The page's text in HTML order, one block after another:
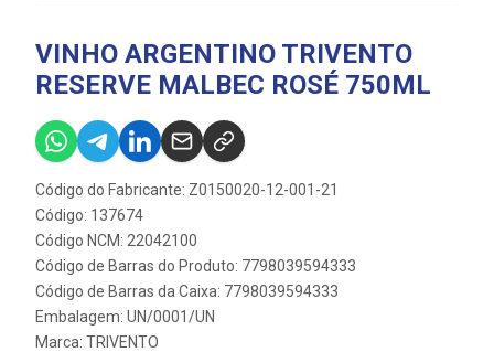
VINHO ARGENTINO TRIVENTO
RESERVE MALBEC ROSÉ 750ML
Código do Fabricante: Z0150020-12-001-21
Código: 137674
Código NCM: 22042100
Código de Barras do Produto: 7798039594333
Código de Barras da Caixa: 7798039594333
Embalagem: UN/0001/UN
Marca: TRIVENTO